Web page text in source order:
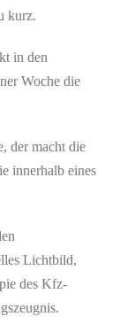
kurz.
in den
Woche die
der macht die
innerhalb eines
Lichtbild,
des Kfz-